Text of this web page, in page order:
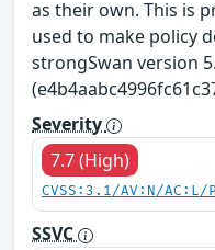
as their own. This is
used to make policy
strongSwan version
Severity
7.7 (High)
CVSS:3.1/AV:N/
SSVC